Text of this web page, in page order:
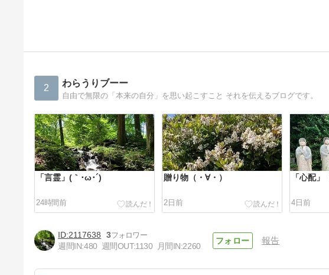
2 わらうりブーー
自由で無限の「本来の自分」を思い起こすこと それを伝えるブログです。
「言霊」(｀･ω･´)
24時間前
贈り物（・∀・）
2日前
「心配」
4日前
2117638
3
週間IN:480 週間OUT:1130 月間IN:2260
報告